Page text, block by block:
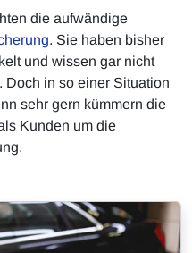
die aufwändige
. Sie haben bisher
und wissen gar nicht
in so einer Situation
sehr gern kümmern die
Kunden um die